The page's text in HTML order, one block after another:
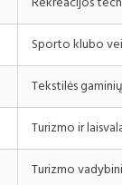
Sporto klubo
Tekstilės
Turizmo ir
Turizmo